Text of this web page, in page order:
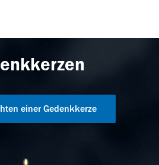
einer Gedenkkerze